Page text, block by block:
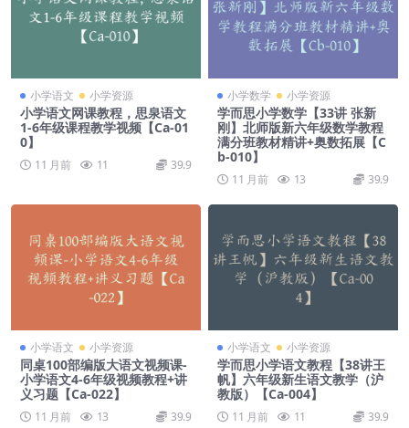
小学语文 小学资源
小学语文网课教程，思泉语文
1-6年级课程教学视频【Ca-01
0】
11 月前 11 39.9
小学数学 小学资源
学而思小学数学【33讲 张新
刚】北师版新六年级数学教程
满分班教材精讲+奥数拓展【C
b-010】
11 月前 13 39.9
小学语文 小学资源
同桌100部编版大语文视频课-
小学语文4-6年级视频教程+讲
义习题【Ca-022】
11 月前 13 39.9
小学语文 小学资源
学而思小学语文教程【38讲王
帆】六年级新生语文教学（沪
教版）【Ca-004】
11 月前 11 39.9